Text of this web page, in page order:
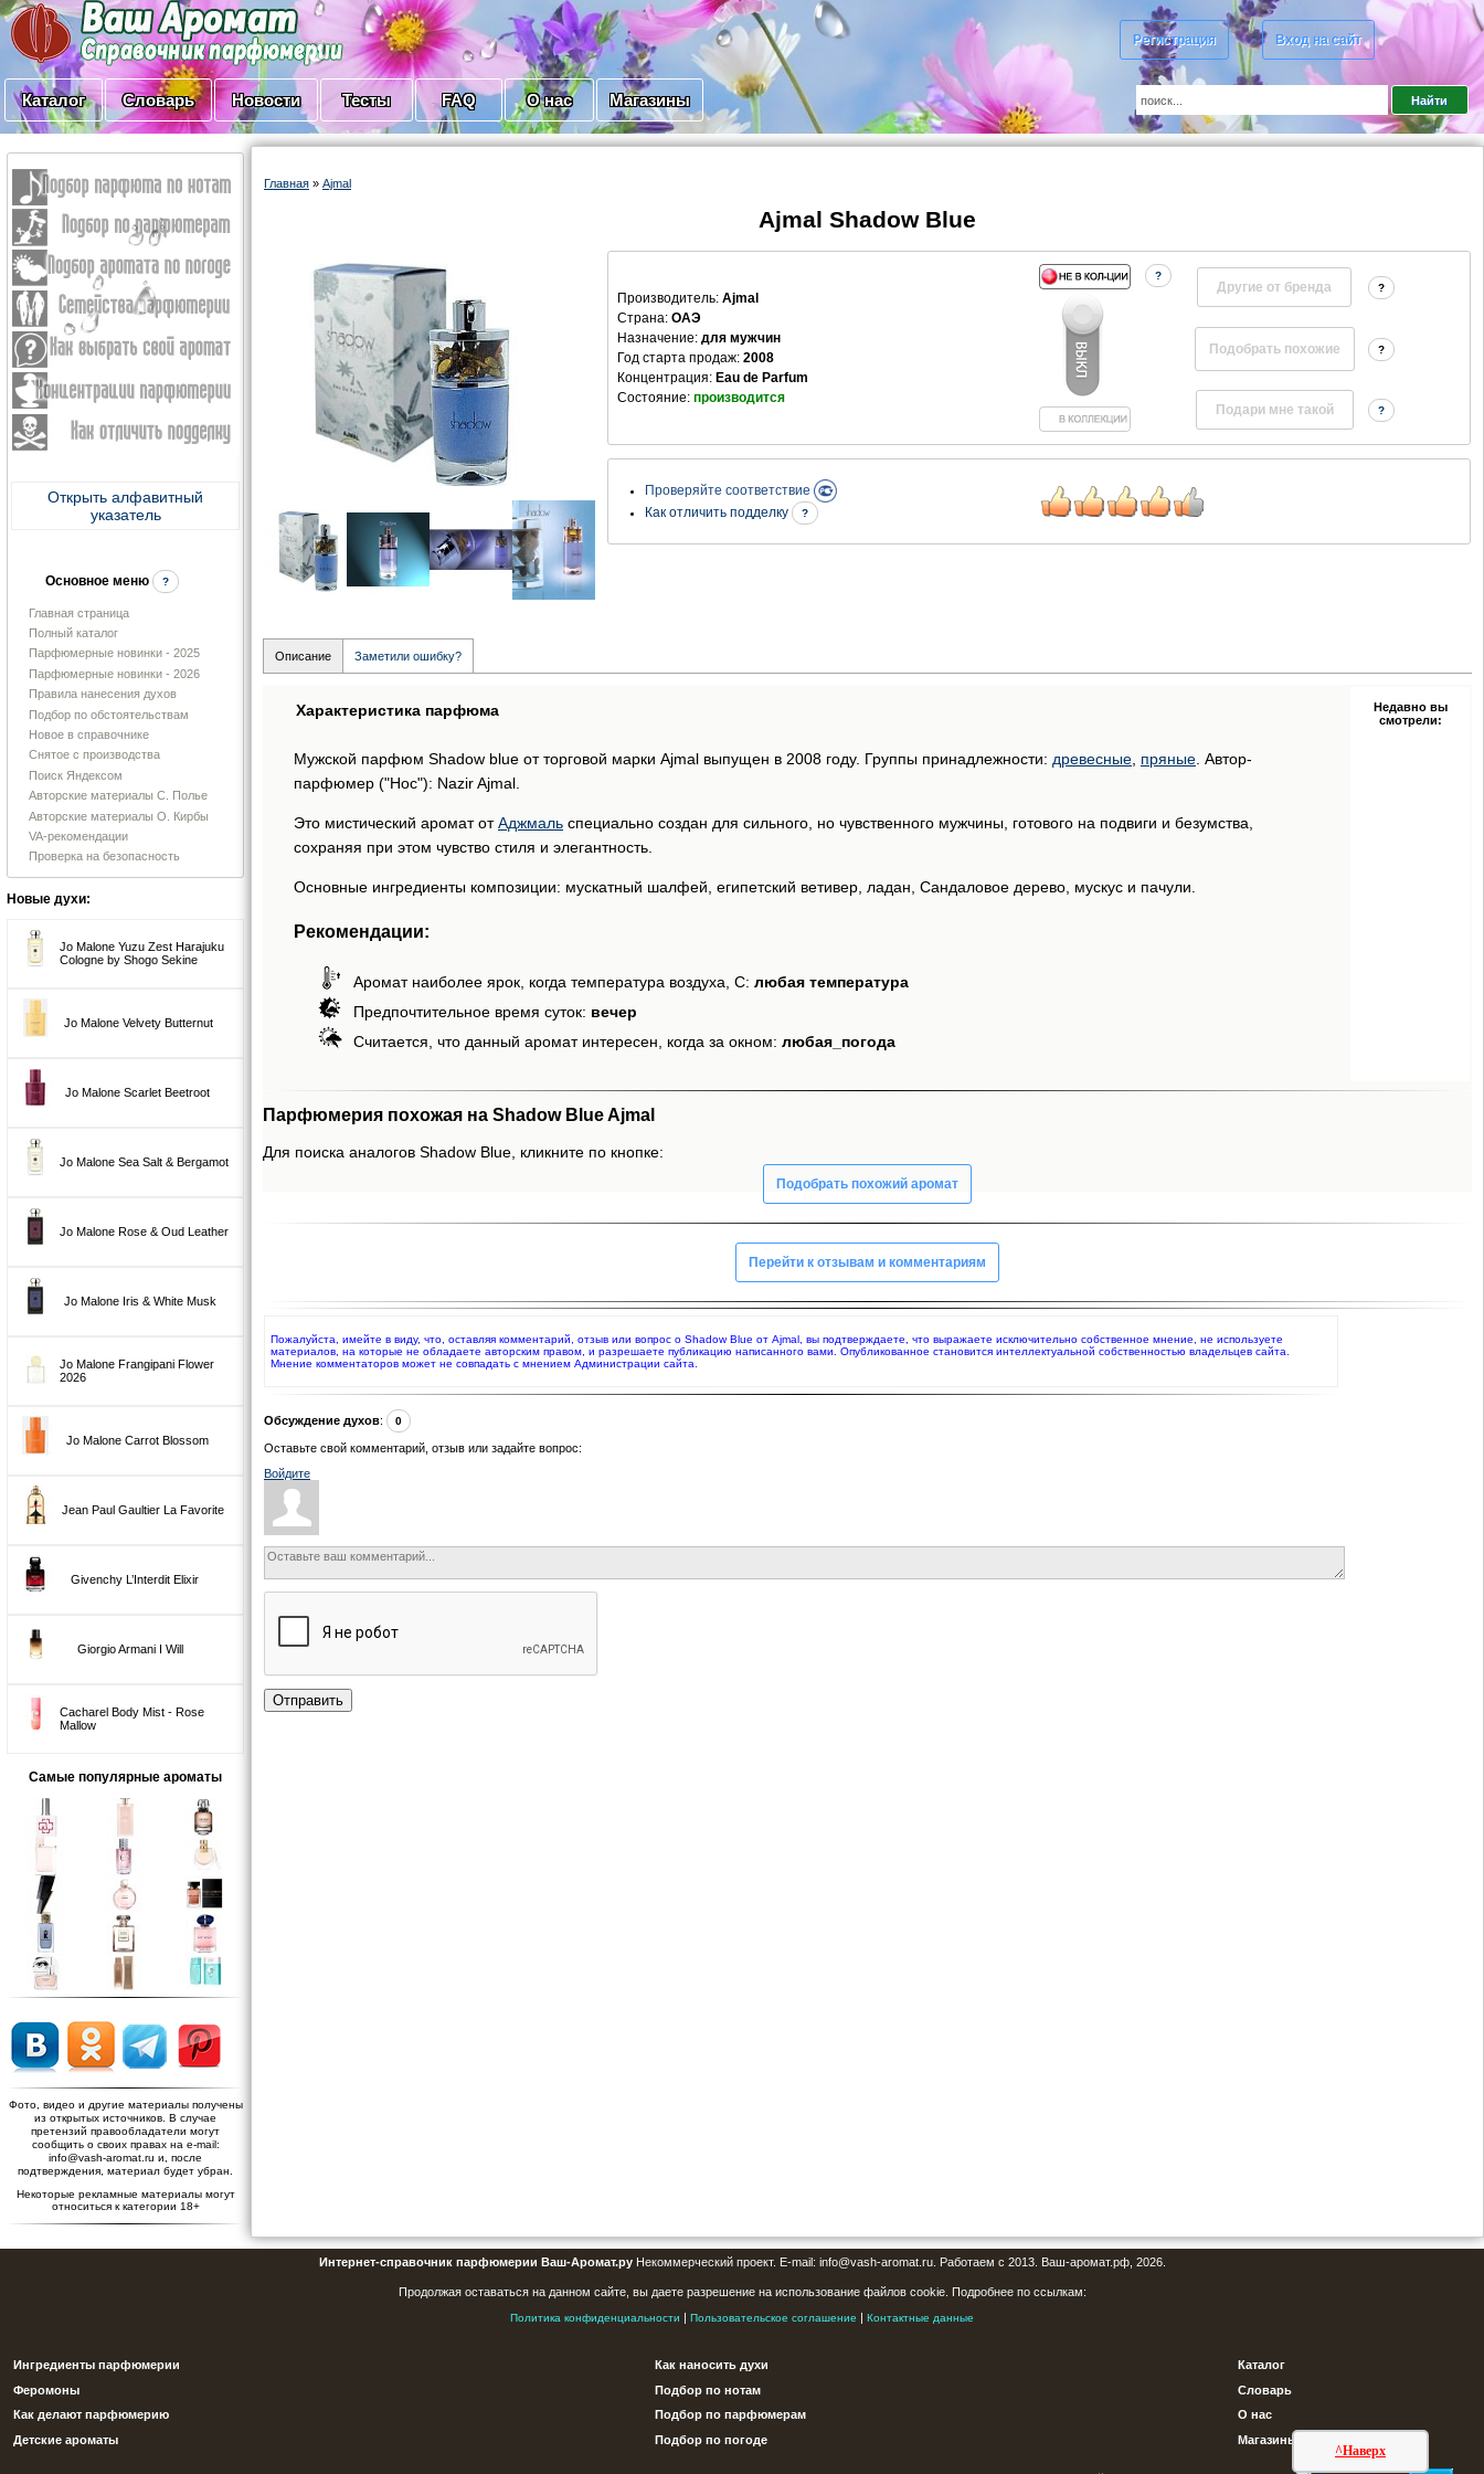
Регистрация Вход на сайт
Каталог Словарь Новости Тесты FAQ О нас Магазины
Открыть алфавитный
указатель
Основное меню ?
Главная страница
Полный каталог
Парфюмерные новинки - 2025
Парфюмерные новинки - 2026
Правила нанесения духов
Подбор по обстоятельствам
Новое в справочнике
Снятое с производства
Поиск Яндексом
Авторские материалы С. Полье
Авторские материалы О. Кирбы
VA-рекомендации
Проверка на безопасность
Новые духи:
Jo Malone Yuzu Zest Harajuku
Cologne by Shogo Sekine
Jo Malone Velvety Butternut
Jo Malone Scarlet Beetroot
Jo Malone Sea Salt & Bergamot
Jo Malone Rose & Oud Leather
Jo Malone Iris & White Musk
Jo Malone Frangipani Flower
2026
Jo Malone Carrot Blossom
Jean Paul Gaultier La Favorite
Givenchy L’Interdit Elixir
Giorgio Armani I Will
Cacharel Body Mist - Rose
Mallow
Самые популярные ароматы
Фото, видео и другие материалы получены
из открытых источников. В случае
претензий правообладатели могут
сообщить о своих правах на e-mail:
info@vash-aromat.ru и, после
подтверждения, материал будет убран.
Некоторые рекламные материалы могут
относиться к категории 18+
Главная » Ajmal
Ajmal Shadow Blue
Производитель: Ajmal
Страна: ОАЭ
Назначение: для мужчин
Год старта продаж: 2008
Концентрация: Eau de Parfum
Состояние: производится
?
Другие от бренда ?
?
?
Проверяйте соответствие
Как отличить подделку
?
Описание Заметили ошибку?
Характеристика парфюма
Мужской парфюм Shadow blue от торговой марки Ajmal выпущен в 2008 году. Группы принадлежности: древесные пряные . Автор-
парфюмер ("Нос"): Nazir Ajmal.
Это мистический аромат отАджмаль специально создан для сильного, но чувственного мужчины, готового на подвиги и безумства,
сохраняя при этом чувство стиля и элегантность.
Основные ингредиенты композиции: мускатный шалфей, египетский ветивер, ладан, Сандаловое дерево, мускус и пачули.
Рекомендации:
Аромат наиболее ярок, когда температура воздуха, С: любая температура
Предпочтительное время суток: вечер
Считается, что данный аромат интересен, когда за окном: любая_погода
Недавно вы
смотрели:
Парфюмерия похожая на Shadow Blue Ajmal
Для поиска аналогов Shadow Blue, кликните по кнопке:
Подобрать похожий аромат
Перейти к отзывам и комментариям
Пожалуйста, имейте в виду, что, оставляя комментарий, отзыв или вопрос о Shadow Blue от Ajmal, вы подтверждаете, что выражаете исключительно собственное мнение, не используете
материалов, на которые не обладаете авторским правом, и разрешаете публикацию написанного вами. Опубликованное становится интеллектуальной собственностью владельцев сайта.
Мнение комментаторов может не совпадать с мнением Администрации сайта.
Обсуждение духов: 0
Оставьте свой комментарий, отзыв или задайте вопрос:
Войдите
Отправить
^Наверх
Интернет-справочник парфюмерии Ваш-Аромат.руНекоммерческий проект. E-mail: info@vash-aromat.ru. Работаем с 2013. Ваш-аромат.рф, 2026.
Продолжая оставаться на данном сайте, вы даете разрешение на использование файлов cookie. Подробнее по ссылкам:
Политика конфиденциальности | Пользовательское соглашение | Контактные данные
Ингредиенты парфюмерии
Феромоны
Как делают парфюмерию
Детские ароматы
Как наносить духи
Подбор по нотам
Подбор по парфюмерам
Подбор по погоде
Каталог
Словарь
О нас
Магазины